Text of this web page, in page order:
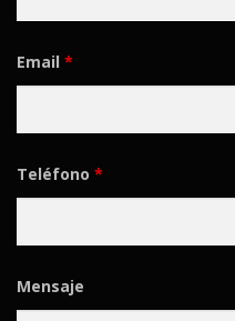
Email *
Teléfono *
Mensaje